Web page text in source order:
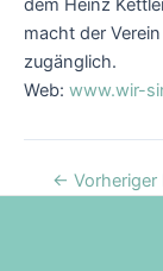
dem Heinz
macht der
zugänglich.
Web: www.wir-
← Vorheriger